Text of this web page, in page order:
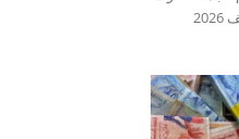
2026، موسم التّخفيضات الدورية (الصولد) لصيف 2026